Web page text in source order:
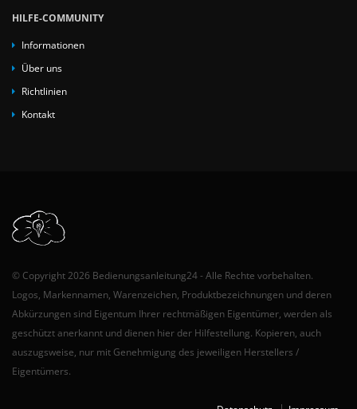
HILFE-COMMUNITY
Informationen
Über uns
Richtlinien
Kontakt
© Copyright 2026 Bedienungsanleitung24 - Alle Rechte vorbehalten.
Logos, Markennamen, Warenzeichen, Produktbezeichnungen und deren
Abkürzungen sind Eigentum Ihrer rechtmäßigen Eigentümer, werden als
geschützt anerkannt und dienen hier der Hilfestellung. Kopieren, auch
auszugsweise, nur mit Genehmigung des jeweiligen Herstellers /
Eigentümers.